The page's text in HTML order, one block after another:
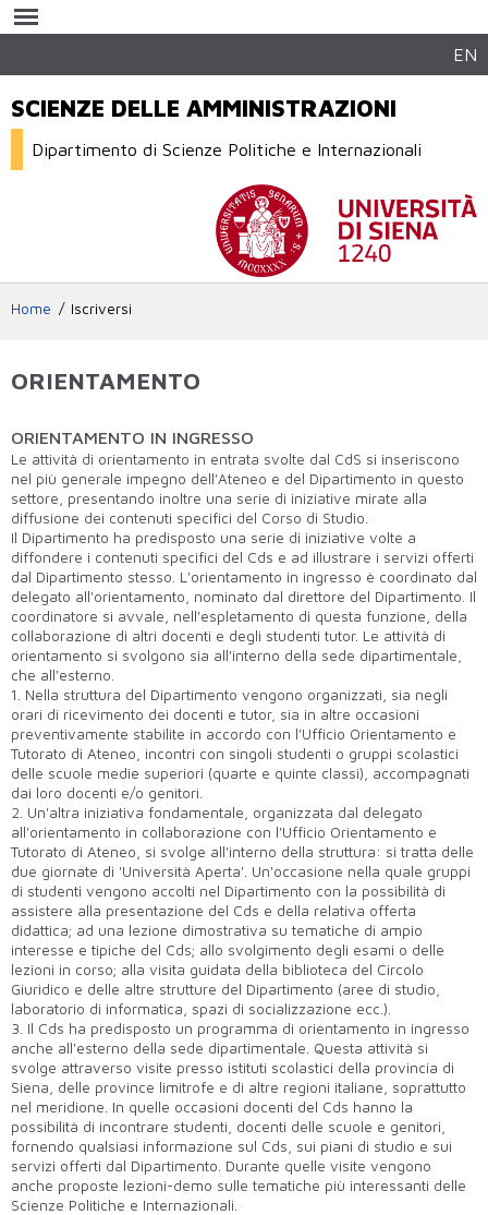
contenuto
EN
SCIENZE DELLE AMMINISTRAZIONI
Dipartimento di Scienze Politiche e Internazionali
Home Iscriversi
ORIENTAMENTO
ORIENTAMENTO IN INGRESSO
Le attività di orientamento in entrata svolte dal CdS si inseriscono
nel più generale impegno dell'Ateneo e del Dipartimento in questo
settore, presentando inoltre una serie di iniziative mirate alla
diffusione dei contenuti specifici del Corso di Studio.
Il Dipartimento ha predisposto una serie di iniziative volte a
diffondere i contenuti specifici del Cds e ad illustrare i servizi offerti
dal Dipartimento stesso. L'orientamento in ingresso è coordinato dal
delegato all'orientamento, nominato dal direttore del Dipartimento. Il
coordinatore si avvale, nell'espletamento di questa funzione, della
collaborazione di altri docenti e degli studenti tutor. Le attività di
orientamento si svolgono sia all'interno della sede dipartimentale,
che all'esterno.
1. Nella struttura del Dipartimento vengono organizzati, sia negli
orari di ricevimento dei docenti e tutor, sia in altre occasioni
preventivamente stabilite in accordo con l'Ufficio Orientamento e
Tutorato di Ateneo, incontri con singoli studenti o gruppi scolastici
delle scuole medie superiori (quarte e quinte classi), accompagnati
dai loro docenti e/o genitori.
2. Un'altra iniziativa fondamentale, organizzata dal delegato
all'orientamento in collaborazione con l'Ufficio Orientamento e
Tutorato di Ateneo, si svolge all'interno della struttura: si tratta delle
due giornate di 'Università Aperta'. Un'occasione nella quale gruppi
di studenti vengono accolti nel Dipartimento con la possibilità di
assistere alla presentazione del Cds e della relativa offerta
didattica; ad una lezione dimostrativa su tematiche di ampio
interesse e tipiche del Cds; allo svolgimento degli esami o delle
lezioni in corso; alla visita guidata della biblioteca del Circolo
Giuridico e delle altre strutture del Dipartimento (aree di studio,
laboratorio di informatica, spazi di socializzazione ecc.).
3. Il Cds ha predisposto un programma di orientamento in ingresso
anche all'esterno della sede dipartimentale. Questa attività si
svolge attraverso visite presso istituti scolastici della provincia di
Siena, delle province limitrofe e di altre regioni italiane, soprattutto
nel meridione. In quelle occasioni docenti del Cds hanno la
possibilità di incontrare studenti, docenti delle scuole e genitori,
fornendo qualsiasi informazione sul Cds, sui piani di studio e sui
servizi offerti dal Dipartimento. Durante quelle visite vengono
anche proposte lezioni-demo sulle tematiche più interessanti delle
Scienze Politiche e Internazionali.